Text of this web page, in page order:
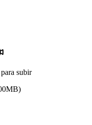
subir